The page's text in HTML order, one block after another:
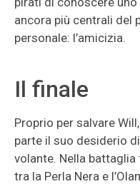
ancora più centrali del
personale: l’amicizia.
Il finale
Proprio per salvare
parte il suo desiderio
volante. Nella
tra la Perla Nera e